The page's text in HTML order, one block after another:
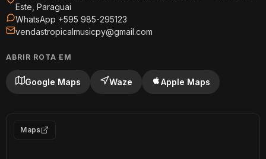
Este, Paraguai
WhatsApp +595 985-295123
vendastropicalmusicpy@gmail.com
ABRIR ROTA EM
Google Maps Waze Apple Maps
Maps